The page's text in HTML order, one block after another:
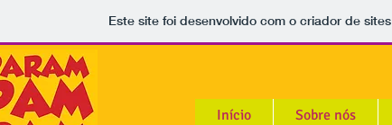
Este site foi desenvolvido com o criador de sites
Início Sobre nós